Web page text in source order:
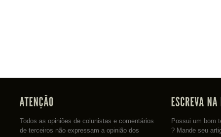
Todos as opiniões de colunistas e comentários
de terceiros não expressam a opinião dos
Possui um bom
? Mande seu